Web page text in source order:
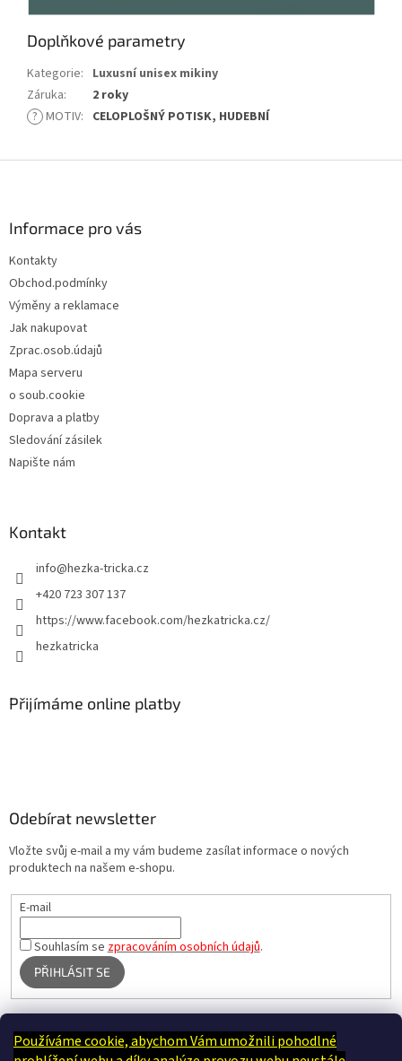
Používáme cookie, abychom Vám umožnili pohodlné
Doplňkové parametry
Kategorie: Luxusní unisex mikiny
Záruka:
2 roky
? MOTIV: CELOPLOŠNÝ POTISK, HUDEBNÍ
Informace pro vás
Kontakty
Obchod.podmínky
Výměny a reklamace
Jak nakupovat
Zprac.osob.údajů
Mapa serveru
o soub.cookie
Doprava a platby
Sledování zásilek
Napište nám
Kontakt
info@hezka-tricka.cz
+420 723 307 137
https://www.facebook.com/hezkatricka.cz/
hezkatricka
Přijímáme online platby
Odebírat newsletter
Vložte svůj e-mail a my vám budeme zasílat informace o nových
produktech na našem e-shopu.
E-mail
Souhlasím sezpracováním osobních údajů.
PŘIHLÁSIT SE
Terapie Kamínek - Dotek, který utiší tělo i duši